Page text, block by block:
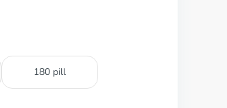
180 pill